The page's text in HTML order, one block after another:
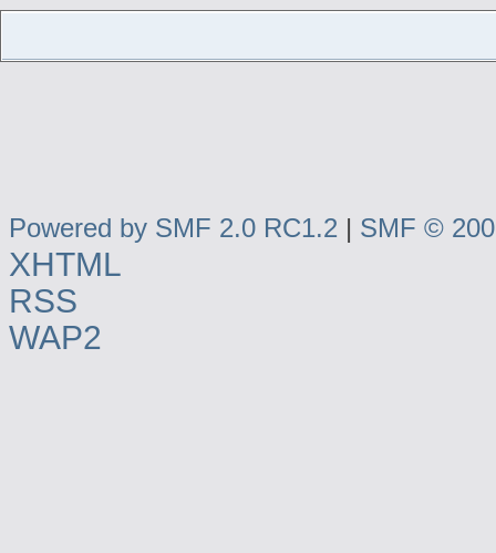
Powered by SMF 2.0 RC1.2 | SMF ©
XHTML
RSS
WAP2